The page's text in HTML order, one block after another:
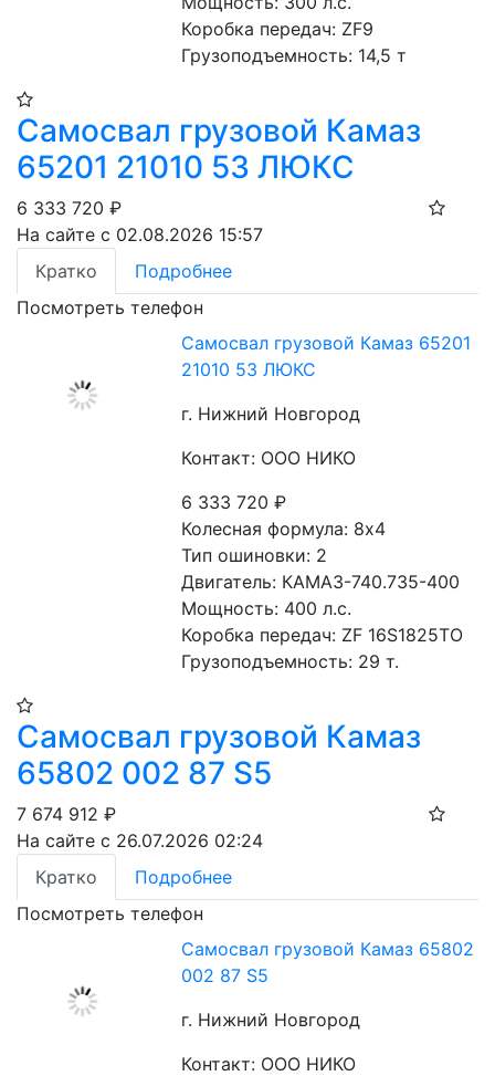
Коробка передач: ZF9
Грузоподъемность: 14,5 т
Самосвал грузовой Камаз
65201 21010 53 ЛЮКС
6 333 720 ₽
На сайте с 02.08.2026 15:57
Кратко
Подробнее
Посмотреть телефон
Самосвал грузовой Камаз 65201
21010 53 ЛЮКС
г. Нижний Новгород
Контакт: ООО НИКО
6 333 720₽
Колесная формула: 8х4
Тип ошиновки: 2
Двигатель: КАМАЗ-740.735-400
Мощность: 400 л.с.
Коробка передач: ZF 16S1825TO
Грузоподъемность: 29 т.
Самосвал грузовой Камаз
65802 002 87 S5
7 674 912 ₽
На сайте с 26.07.2026 02:24
Кратко
Подробнее
Посмотреть телефон
Самосвал грузовой Камаз 65802
002 87 S5
г. Нижний Новгород
Контакт: ООО НИКО